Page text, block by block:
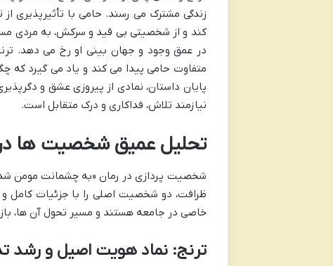
زندگی مشترک می رسند. حامی با تأثیرپذیری
کند و از شخصیتی بی قید و سرکش، به مردی
در عمق وجود و جهان بینی او رخ می دهد.
متفاوت حامی پیدا می کند و یاد می گیرد که
پایان داستان، نمادی از پیروزی عشق و
نیازمند تلاش، فداکاری و درک متقابل است.
تحلیل عمیق شخصیت ها
شخصیت پردازی در رمان «به چشمانت مومن
ظرافت، دو شخصیت اصلی را با جزئیات کامل
خاصی در جامعه هستند و مسیر تحول آن ها،
ترنج: نماد هویت اصیل و رشد